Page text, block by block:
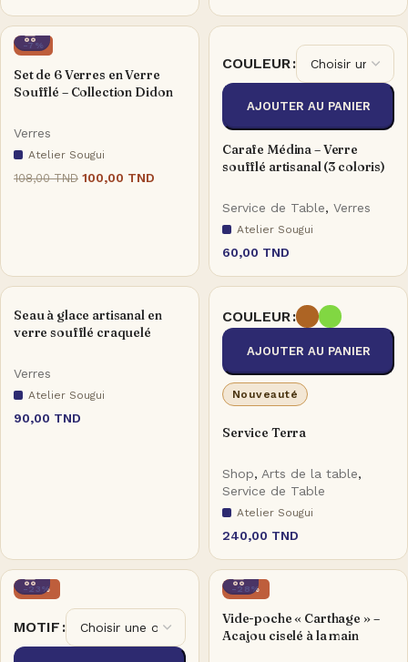
-7%
Set de 6 Verres en Verre
Soufflé – Collection Didon
Verres
Atelier Sougui
108,00TND 100,00 TND
COULEUR
AJOUTER AU PANIER
Carafe Médina – Verre
soufflé artisanal (3 coloris)
Service de Table, Verres
Atelier Sougui
60,00 TND
Seau à glace artisanal en
verre soufflé craquelé
Verres
Atelier Sougui
90,00 TND
COULEUR
AJOUTER AU PANIER
Nouveauté
Service Terra
Shop, Arts de la table,
Service de Table
Atelier Sougui
240,00 TND
-23%
MOTIF
-28%
Vide-poche « Carthage » –
Acajou ciselé à la main